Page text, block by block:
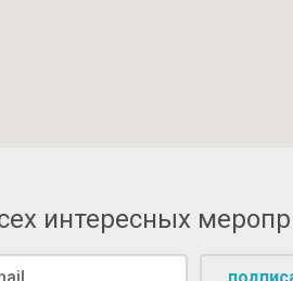
интересных